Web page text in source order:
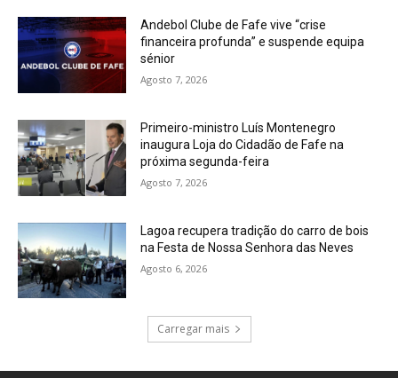
Andebol Clube de Fafe vive “crise
financeira profunda” e suspende equipa
sénior
Agosto 7, 2026
Primeiro-ministro Luís Montenegro
inaugura Loja do Cidadão de Fafe na
próxima segunda-feira
Agosto 7, 2026
Lagoa recupera tradição do carro de bois
na Festa de Nossa Senhora das Neves
Agosto 6, 2026
Carregar mais